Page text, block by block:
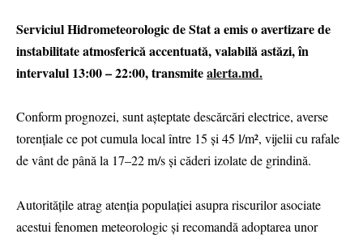
Serviciul Hidrometeorologic de Stat a emis o avertizare de
instabilitate atmosferică accentuată, valabilă astăzi, în
intervalul 13:00 – 22:00, transmitealerta.md.
Conform prognozei, sunt așteptate descărcări electrice, averse
torențiale ce pot cumula local între 15 și 45 l/m², vijelii cu rafale
de vânt de până la 17–22 m/s și căderi izolate de grindină.
Autoritățile atrag atenția populației asupra riscurilor asociate
acestui fenomen meteorologic și recomandă adoptarea unor